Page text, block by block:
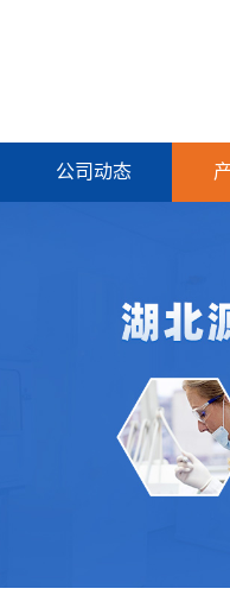
公司动态